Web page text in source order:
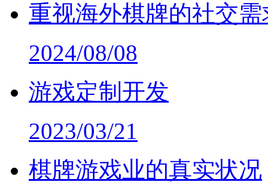
重视海外棋牌的社交需
2024/08/08
游戏定制开发
2023/03/21
棋牌游戏业的真实状况